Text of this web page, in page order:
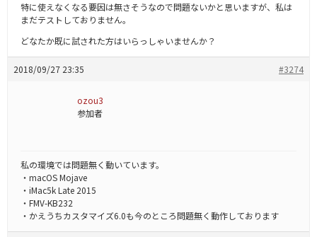
特に使えなくなる要因は無さそうなので問題ないかと思いますが、私は
まだテストしておりません。
どなたか既に試された方はいらっしゃいませんか？
2018/09/27 23:35 #3274
ozou3
参加者
私の環境では問題無く動いています。
・macOS Mojave
・iMac5k Late 2015
・FMV-KB232
・かえうちカスタマイズ6.0も今のところ問題無く動作しております